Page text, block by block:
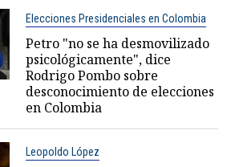
Elecciones Presidenciales en Colombia
Petro "no se ha desmovilizado
psicológicamente", dice
Rodrigo Pombo sobre
desconocimiento de elecciones
en Colombia
Leopoldo López